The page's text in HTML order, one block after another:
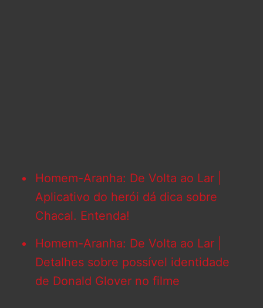
Homem-Aranha: De Volta ao Lar |
Aplicativo do herói dá dica sobre
Chacal. Entenda!
Homem-Aranha: De Volta ao Lar |
Detalhes sobre possível identidade
de Donald Glover no filme